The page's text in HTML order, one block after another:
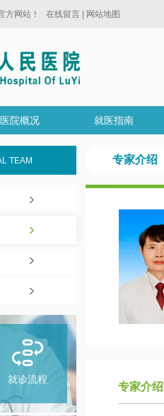
方网站！ 在线留言 网站地图
医院概况 就医指南
TEAM
就诊流程
专家介绍
专家介绍